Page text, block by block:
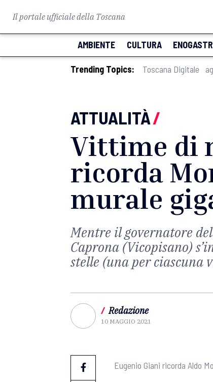
Il portale ufficiale della Toscana
AMBIENTE CULTURA
Trending Topics: Toscana Digitale
ATTUALITÀ/
Vittime di
ricorda
murale
Mentre il governatore
Caprona (Vicopisano)
stelle (una per ciascuna
/ Redazione
10 MAGGIO 2021
Eugenio Giani ricorda Aldo